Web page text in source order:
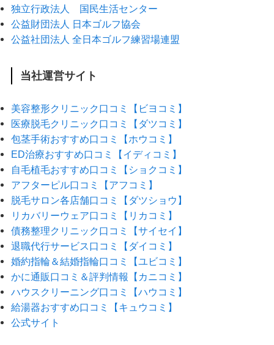
独立行政法人 国民生活センター
公益財団法人 日本ゴルフ協会
公益社団法人 全日本ゴルフ練習場連盟
当社運営サイト
美容整形クリニック口コミ【ビヨコミ】
医療脱毛クリニック口コミ【ダツコミ】
包茎手術おすすめ口コミ【ホウコミ】
ED治療おすすめ口コミ【イディコミ】
自毛植毛おすすめ口コミ【ショクコミ】
アフターピル口コミ【アフコミ】
脱毛サロン各店舗口コミ【ダツショウ】
リカバリーウェア口コミ【リカコミ】
債務整理クリニック口コミ【サイセイ】
退職代行サービス口コミ【ダイコミ】
婚約指輪＆結婚指輪口コミ【ユビコミ】
かに通販口コミ＆評判情報【カニコミ】
ハウスクリーニング口コミ【ハウコミ】
給湯器おすすめ口コミ【キュウコミ】
公式サイト